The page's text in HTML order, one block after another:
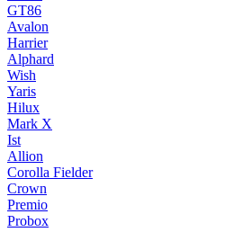
GT86
Avalon
Harrier
Alphard
Wish
Yaris
Hilux
Mark X
Ist
Allion
Corolla Fielder
Crown
Premio
Probox